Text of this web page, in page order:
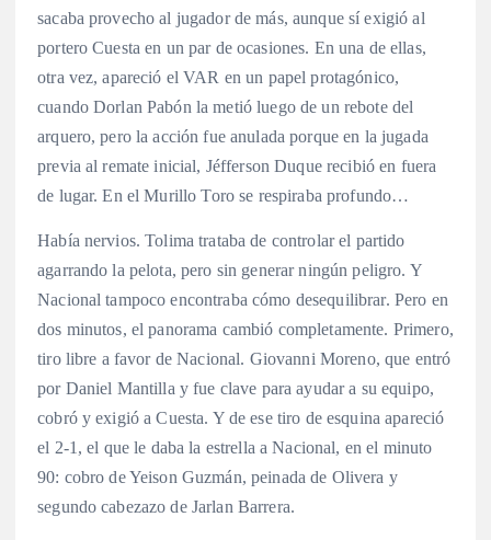
sacaba provecho al jugador de más, aunque sí exigió al
portero Cuesta en un par de ocasiones. En una de ellas,
otra vez, apareció el VAR en un papel protagónico,
cuando Dorlan Pabón la metió luego de un rebote del
arquero, pero la acción fue anulada porque en la jugada
previa al remate inicial, Jéfferson Duque recibió en fuera
de lugar. En el Murillo Toro se respiraba profundo…
Había nervios. Tolima trataba de controlar el partido
agarrando la pelota, pero sin generar ningún peligro. Y
Nacional tampoco encontraba cómo desequilibrar. Pero en
dos minutos, el panorama cambió completamente. Primero,
tiro libre a favor de Nacional. Giovanni Moreno, que entró
por Daniel Mantilla y fue clave para ayudar a su equipo,
cobró y exigió a Cuesta. Y de ese tiro de esquina apareció
el 2-1, el que le daba la estrella a Nacional, en el minuto
90: cobro de Yeison Guzmán, peinada de Olivera y
segundo cabezazo de Jarlan Barrera.